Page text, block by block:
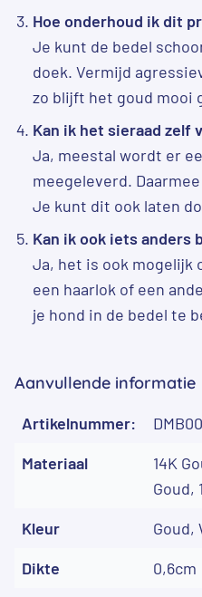
Hoe onderhoud ik dit
Je kunt de bedel
doek. Vermijd
zo blijft het goud mooi
Kan ik het sieraad zelf
Ja, meestal wordt er
meegeleverd.
Je kunt dit ook laten
Kan ik ook iets anders
Ja, het is ook mogelijk
een haarlok of een
je hond in de bedel te
Aanvullende informatie
Artikelnummer:
Materiaal
14K
Goud,
Kleur
Goud,
Dikte
0,6cm